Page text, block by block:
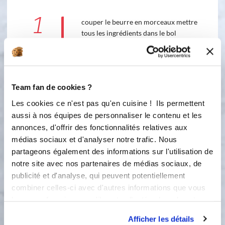
Team fan de cookies ?
Les cookies ce n'est pas qu'en cuisine ! Ils permettent
aussi à nos équipes de personnaliser le contenu et les
annonces, d'offrir des fonctionnalités relatives aux
médias sociaux et d'analyser notre trafic. Nous
partageons également des informations sur l'utilisation de
notre site avec nos partenaires de médias sociaux, de
publicité et d'analyse, qui peuvent potentiellement
combiner celles-ci avec d'autres informations que vous
Afficher les détails
1
couper le beurre en morceaux mettre
tous les ingrédients dans le bol
3
2 pétrissage 30 sec
Petrissage :
3
sortir la pâte du bol , envelopper la
pâte avec du film alimentaire et
laisser reposer 30mn